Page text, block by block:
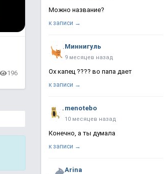
196
Можно название?
к записи →
Миннигуль
9 месяцев назад
Ох капец ???? во папа дает
к записи →
menotebo
10 месяцев назад
Конечно, а ты думала
к записи →
Arina